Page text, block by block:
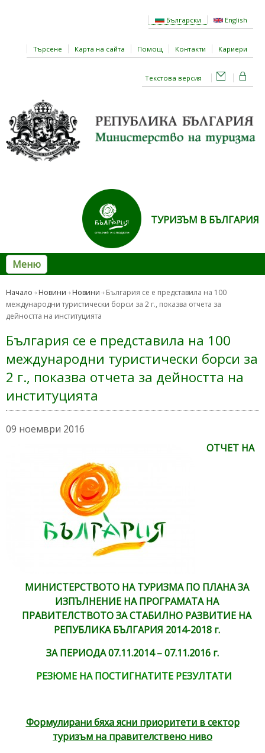
Български English
Търсене Карта на сайта Помощ Контакти Кариери
Текстова версия
ТУРИЗЪМ В БЪЛГАРИЯ
Меню
Начало Новини Новини
България се e представила на 100
международни туристически борси за 2 г., показва отчета за
дейността на институцията
България се e представила на 100
международни туристически борси за
2 г., показва отчета за дейността на
институцията
09 ноември 2016
ОТЧЕТ НА
МИНИСТЕРСТВОТО НА ТУРИЗМА ПО ПЛАНА ЗА
ИЗПЪЛНЕНИЕ НА ПРОГРАМАТА НА
ПРАВИТЕЛСТВОТО ЗА СТАБИЛНО РАЗВИТИЕ НА
РЕПУБЛИКА БЪЛГАРИЯ 2014-2018 г.
ЗА ПЕРИОДА 07.11.2014 – 07.11.2016 г.
РЕЗЮМЕ НА ПОСТИГНАТИТЕ РЕЗУЛТАТИ
Формулирани бяха ясни приоритети в сектор
туризъм на правителствено ниво